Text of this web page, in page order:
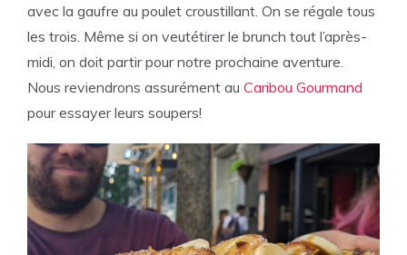
avec la gaufre au poulet croustillant. On se régale tous
les trois. Même si on veutétirer le brunch tout l’après-
midi, on doit partir pour notre prochaine aventure.
Nous reviendrons assurément au Caribou Gourmand
pour essayer leurs soupers!